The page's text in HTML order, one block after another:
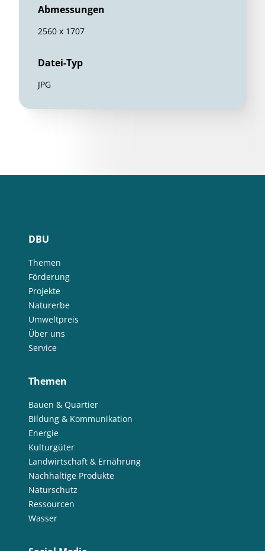
Abmessungen
2560 x 1707
Datei-Typ
JPG
DBU
Themen
Förderung
Projekte
Naturerbe
Umweltpreis
Über uns
Service
Themen
Bauen & Quartier
Bildung & Kommunikation
Energie
Kulturgüter
Landwirtschaft & Ernährung
Nachhaltige Produkte
Naturschutz
Ressourcen
Wasser